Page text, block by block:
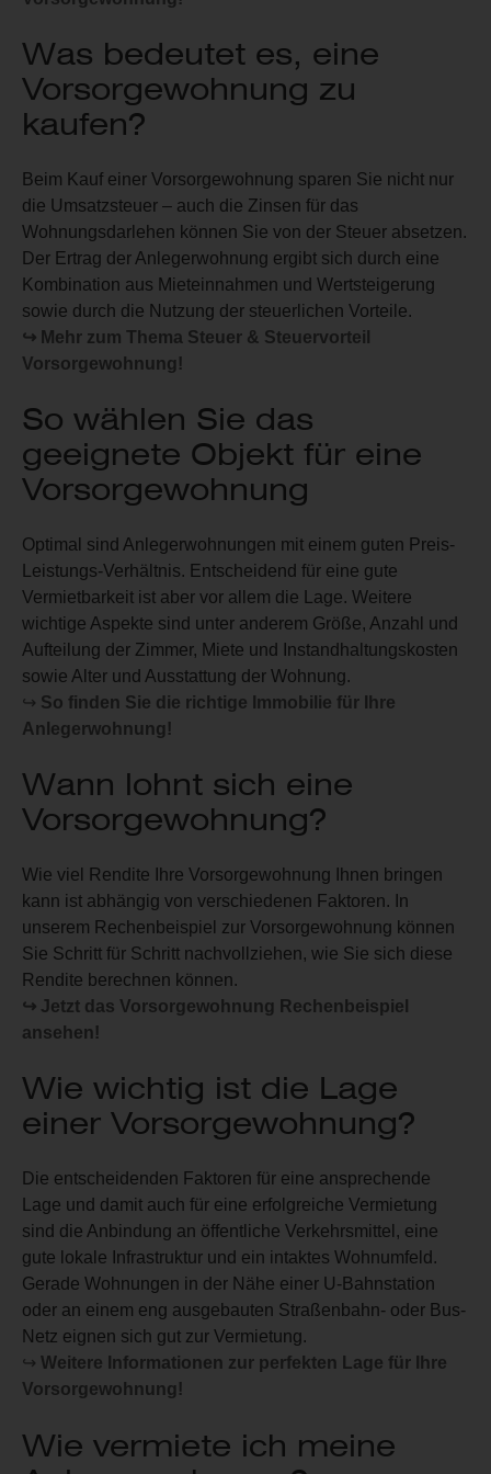
Was bedeutet es, eine
Vorsorgewohnung zu
kaufen?
Beim Kauf einer Vorsorgewohnung sparen Sie nicht nur
die Umsatzsteuer – auch die Zinsen für das
Wohnungsdarlehen können Sie von der Steuer absetzen.
Der Ertrag der Anlegerwohnung ergibt sich durch eine
Kombination aus Mieteinnahmen und Wertsteigerung
sowie durch die Nutzung der steuerlichen Vorteile.
↪ Mehr zum Thema Steuer & Steuervorteil
Vorsorgewohnung!
So wählen Sie das
geeignete Objekt für eine
Vorsorgewohnung
Optimal sind Anlegerwohnungen mit einem guten Preis-
Leistungs-Verhältnis. Entscheidend für eine gute
Vermietbarkeit ist aber vor allem die Lage. Weitere
wichtige Aspekte sind unter anderem Größe, Anzahl und
Aufteilung der Zimmer, Miete und Instandhaltungskosten
sowie Alter und Ausstattung der Wohnung.
↪ So finden Sie die richtige Immobilie für Ihre
Anlegerwohnung!
Wann lohnt sich eine
Vorsorgewohnung?
Wie viel Rendite Ihre Vorsorgewohnung Ihnen bringen
kann ist abhängig von verschiedenen Faktoren. In
unserem Rechenbeispiel zur Vorsorgewohnung können
Sie Schritt für Schritt nachvollziehen, wie Sie sich diese
Rendite berechnen können.
↪ Jetzt das Vorsorgewohnung Rechenbeispiel
ansehen!
Wie wichtig ist die Lage
einer Vorsorgewohnung?
Die entscheidenden Faktoren für eine ansprechende
Lage und damit auch für eine erfolgreiche Vermietung
sind die Anbindung an öffentliche Verkehrsmittel, eine
gute lokale Infrastruktur und ein intaktes Wohnumfeld.
Gerade Wohnungen in der Nähe einer U-Bahnstation
oder an einem eng ausgebauten Straßenbahn- oder Bus-
Netz eignen sich gut zur Vermietung.
↪ Weitere Informationen zur perfekten Lage für Ihre
Vorsorgewohnung!
Wie vermiete ich meine